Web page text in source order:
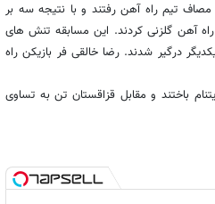
مصاف تیم راه آهن رفتند و با نتیجه سه بر
آهن گلزنی کردند. این مسابقه تنش های
درگیر شدند. رضا خالقی فر بازیکن راه
باختند و مقابل قزاقستان تن به تساوی